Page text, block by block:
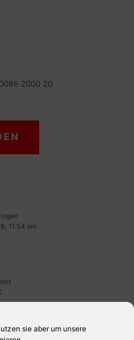
sie aber um unsere
2000 20
11:54 am